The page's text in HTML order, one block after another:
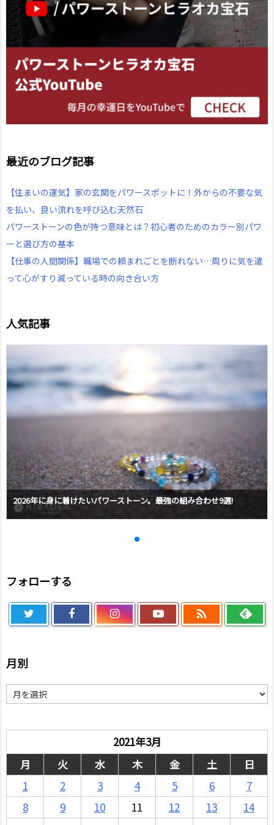
最近のブログ記事
【住まいの運気】家の玄関をパワースポットに！外からの不要な気
を払い、良い流れを呼び込む天然石
パワーストーンの色が持つ意味とは？初心者のためのカラー別パワ
ーと選び方の基本
【仕事の人間関係】職場での頼まれごとを断れない…周りに気を遣
って心がすり減っている時の向き合い方
人気記事
2026年に身に着けたいパワーストーン。最強の組み合わせ9選!
フォローする

月別
別
2021年3月
月
火 水 木 金 土
日
1
2 3 4 5 6
7
8
9 10 11 12 13
14